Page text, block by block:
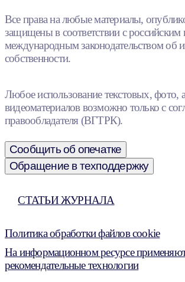
Все права на любые материалы,
защищены в соответствии с российским
международным законодательством об
собственности.
Любое использование текстовых, фото,
видеоматериалов возможно только с
правообладателя (ВГТРК).
Сообщить об опечатке
Обращение в техподдержку
СТАТЬИ ЖУРНАЛА
Политика обработки файлов cookie
На информационном ресурсе
рекомендательные технологии